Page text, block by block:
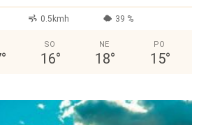
0.5kmh 39 %
°
SO
16°
NE
18°
PO
15°